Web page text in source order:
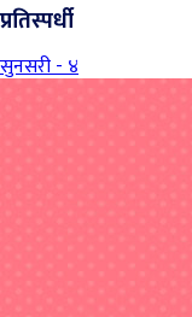
प्रतिस्पर्धी
सुनसरी - ४